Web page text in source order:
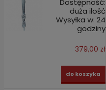
duża ilość
Wysyłka w: 24
godziny
379,00 zł
do koszyka